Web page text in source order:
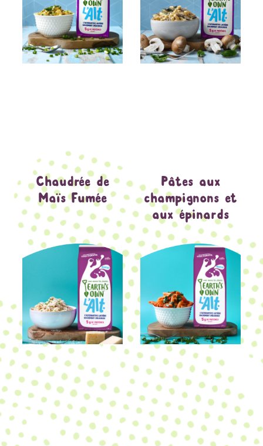
Chaudrée de
Maïs Fumée
Pâtes aux
champignons et
aux épinards